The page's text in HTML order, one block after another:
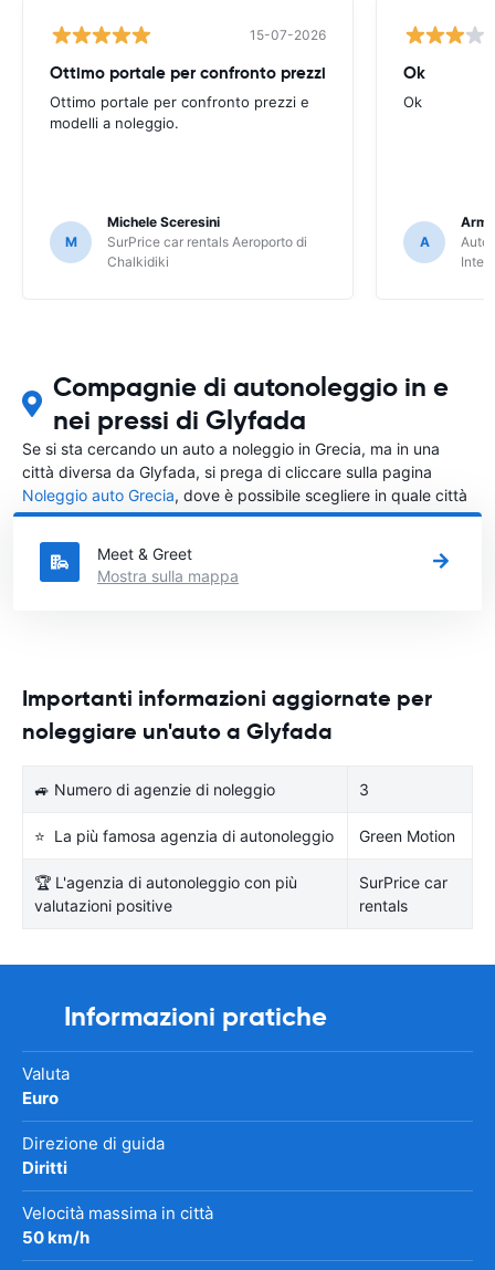
15-07-2026
Ottimo portale per confronto prezzi
Ottimo portale per confronto prezzi e
modelli a noleggio.
M
Michele Sceresini
SurPrice car rentals Aeroporto di
Chalkidiki
Ok
Ok
A
Compagnie di autonoleggio in e
nei pressi di Glyfada
Se si sta cercando un auto a noleggio in Grecia, ma in una
città diversa da Glyfada, si prega di cliccare sulla pagina
Noleggio auto Grecia, dove è possibile scegliere in quale città
in Grecia si vuole noleggiare l'auto.
Meet & Greet
Mostra sulla mappa
Importanti informazioni aggiornate per
noleggiare un'auto a Glyfada
🚙 Numero di agenzie di noleggio 3
⭐ La più famosa agenzia di autonoleggio Green Motion
🏆 L'agenzia di autonoleggio con più
valutazioni positive
SurPrice car
rentals
Informazioni pratiche
Valuta
Euro
Direzione di guida
Diritti
Velocità massima in città
50 km/h